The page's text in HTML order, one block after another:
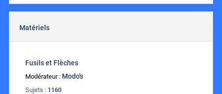
Matériels
Fusils et Flèches
Modérateur : Modo's
Sujets : 1160